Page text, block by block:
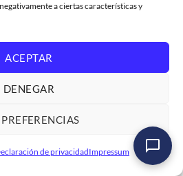
a ciertas características y
ACEPTAR
DENEGAR
de privacidadImpressum